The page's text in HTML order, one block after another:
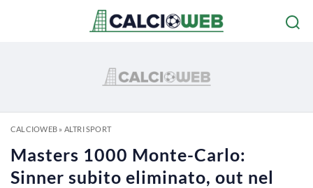
CALCIOWEB» ALTRI SPORT
Masters 1000 Monte-Carlo:
Sinner subito eliminato, out nel